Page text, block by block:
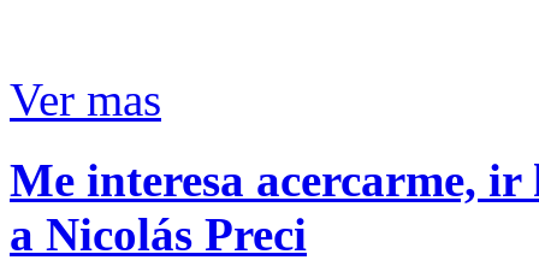
Ver mas
Me interesa acercarme,
a Nicolás Preci